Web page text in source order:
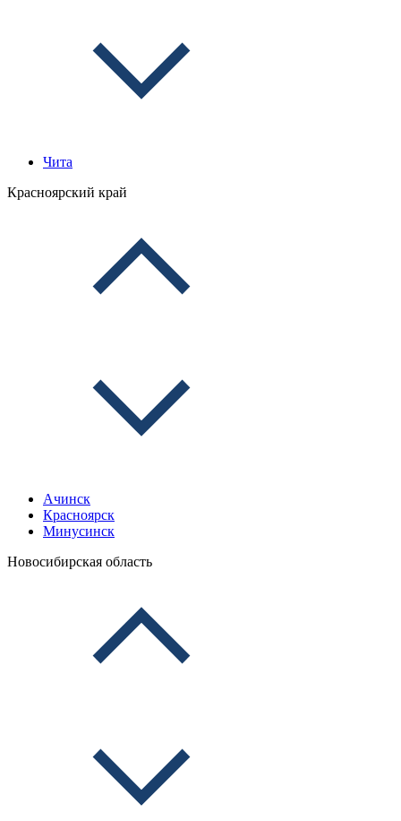
Чита
Красноярский край
Ачинск
Красноярск
Минусинск
Новосибирская область